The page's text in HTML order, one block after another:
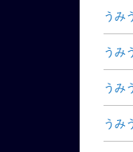
うみ
うみ
うみ
うみ